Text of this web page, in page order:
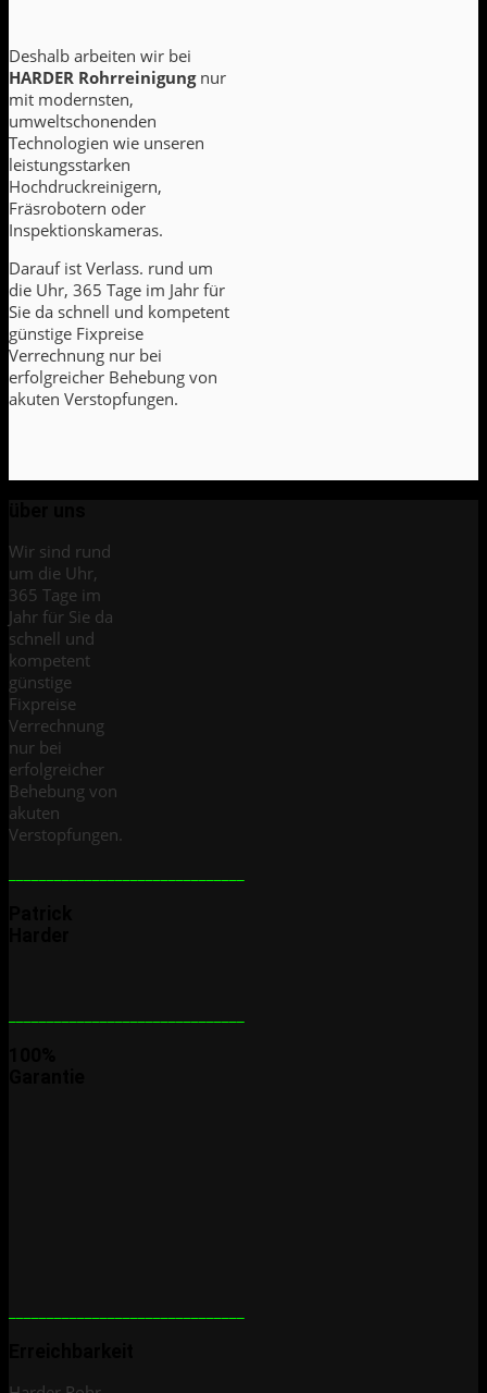
Deshalb arbeiten wir bei
HARDER Rohrreinigungnur
mit modernsten,
umweltschonenden
Technologien wie unseren
leistungsstarken
Hochdruckreinigern,
Fräsrobotern oder
Inspektionskameras.
Darauf ist Verlass. rund um
die Uhr, 365 Tage im Jahr für
Sie da schnell und kompetent
günstige Fixpreise
Verrechnung nur bei
erfolgreicher Behebung von
akuten Verstopfungen.
Wir sind rund
um die Uhr,
365 Tage im
Jahr für Sie da
schnell und
kompetent
günstige
Fixpreise
Verrechnung
nur bei
erfolgreicher
Behebung von
akuten
Verstopfungen.